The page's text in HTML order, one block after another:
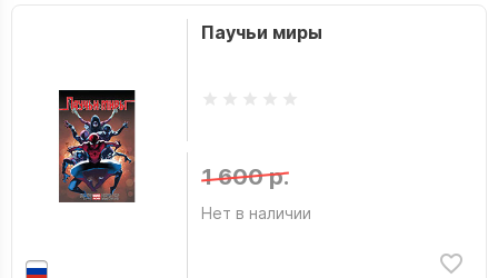
Паучьи миры
1 600 р.
Нет в наличии